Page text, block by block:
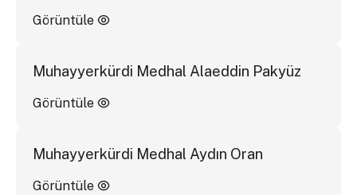
Görüntüle
Muhayyerkürdi Medhal Alaeddin Pakyüz
Görüntüle
Muhayyerkürdi Medhal Aydın Oran
Görüntüle